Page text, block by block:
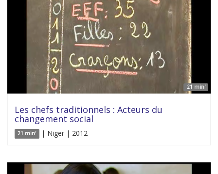
21 min'
Les chefs traditionnels : Acteurs du
changement social
21 min' | Niger | 2012